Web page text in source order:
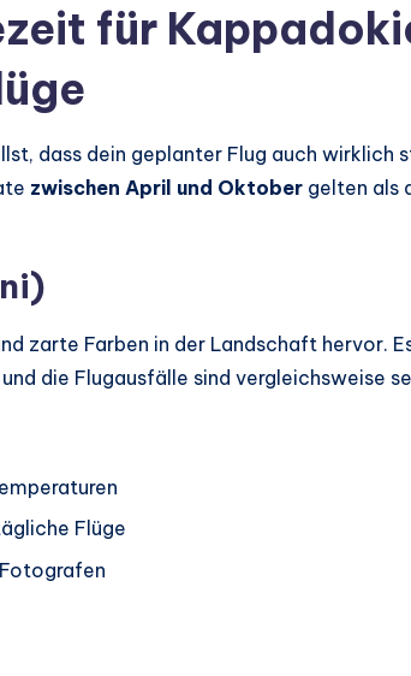
für
dass dein geplanter Flug auch wirklich
zwischen April und Oktober gelten als
zarte Farben in der Landschaft hervor.
die Flugausfälle sind vergleichsweise
Flüge